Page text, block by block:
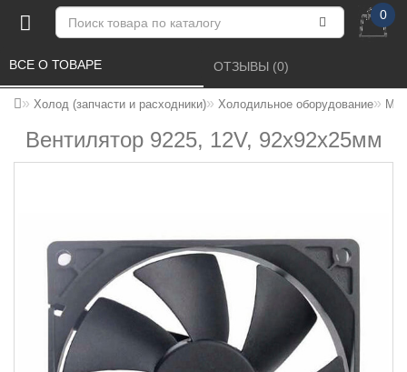
0
Холод (запчасти и расходники) Холодильное оборудование
Вентилятор 9225, 12V, 92x92x25мм
ВСЕ О ТОВАРЕ ОТЗЫВЫ (0)